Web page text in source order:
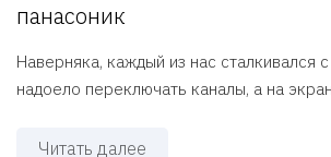
панасоник
Наверняка, каждый из нас сталкивался
надоело переключать каналы, а на
Читать далее